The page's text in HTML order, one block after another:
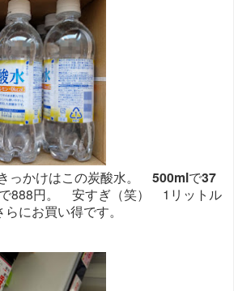
っかけはこの炭酸水。 500mlで37
888円。 安すぎ（笑） 1リットル
にお買い得です。